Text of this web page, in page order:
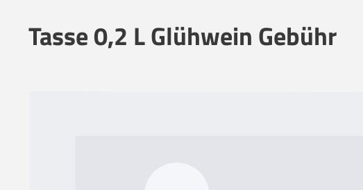
Tasse 0,2 L Glühwein Gebühr